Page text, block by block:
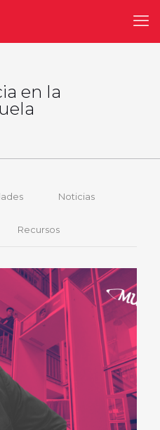
en la
Noticias
Recursos